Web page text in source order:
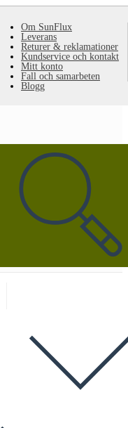
Om SunFlux
Leverans
Returer & reklamationer
Kundservice och kontakt
Mitt konto
Fall och samarbeten
Blogg